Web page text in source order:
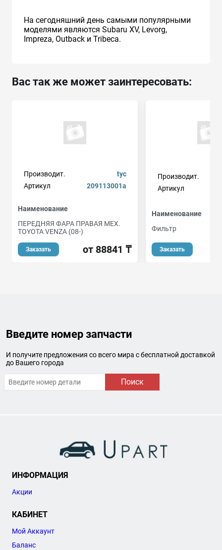
На сегодняшний день самыми популярными
моделями являются Subaru XV, Levorg,
Impreza, Outback и Tribeca.
Вас так же может заинтересовать:
Производит.
tyc
Артикул
209113001a
Наименование
ПЕРЕДНЯЯ ФАРА ПРАВАЯ МЕХ.
TOYOTA VENZA (08-)
Заказать от 88841 ₸
Производит.
Артикул
Наименование
Фильтр
Заказать
Введите номер запчасти
И получите предложения со всего мира с бесплатной доставкой
до Вашего города
Поиск
ИНФОРМАЦИЯ
Акции
КАБИНЕТ
Мой Аккаунт
Баланс